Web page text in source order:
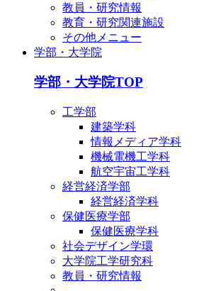
教員・研究情報
教育・研究関連施設
その他メニュー
学部・大学院
学部・大学院TOP
工学部
建築学科
情報メディア学科
機械電機工学科
航空宇宙工学科
経営経済学部
経営経済学科
保健医療学部
保健医療学科
社会デザイン学環
大学院工学研究科
教員・研究情報